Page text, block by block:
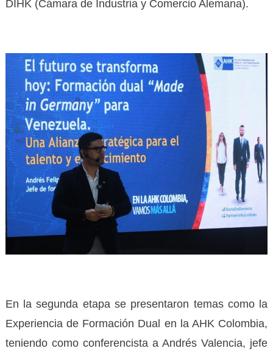
DIHK (Cámara de Industria y Comercio Alemana).
En la segunda etapa se presentaron temas como la
Experiencia de Formación Dual en la AHK Colombia,
teniendo como conferencista a Andrés Valencia, jefe